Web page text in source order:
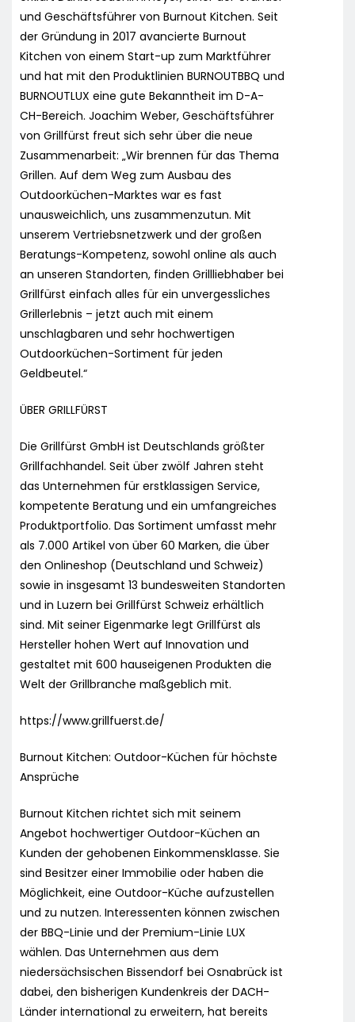
und Geschäftsführer von Burnout Kitchen. Seit
der Gründung in 2017 avancierte Burnout
Kitchen von einem Start-up zum Marktführer
und hat mit den Produktlinien BURNOUTBBQ und
BURNOUTLUX eine gute Bekanntheit im D-A-
CH-Bereich. Joachim Weber, Geschäftsführer
von Grillfürst freut sich sehr über die neue
Zusammenarbeit: „Wir brennen für das Thema
Grillen. Auf dem Weg zum Ausbau des
Outdoorküchen-Marktes war es fast
unausweichlich, uns zusammenzutun. Mit
unserem Vertriebsnetzwerk und der großen
Beratungs-Kompetenz, sowohl online als auch
an unseren Standorten, finden Grillliebhaber bei
Grillfürst einfach alles für ein unvergessliches
Grillerlebnis – jetzt auch mit einem
unschlagbaren und sehr hochwertigen
Outdoorküchen-Sortiment für jeden
Geldbeutel.“
ÜBER GRILLFÜRST
Die Grillfürst GmbH ist Deutschlands größter
Grillfachhandel. Seit über zwölf Jahren steht
das Unternehmen für erstklassigen Service,
kompetente Beratung und ein umfangreiches
Produktportfolio. Das Sortiment umfasst mehr
als 7.000 Artikel von über 60 Marken, die über
den Onlineshop (Deutschland und Schweiz)
sowie in insgesamt 13 bundesweiten Standorten
und in Luzern bei Grillfürst Schweiz erhältlich
sind. Mit seiner Eigenmarke legt Grillfürst als
Hersteller hohen Wert auf Innovation und
gestaltet mit 600 hauseigenen Produkten die
Welt der Grillbranche maßgeblich mit.
https://www.grillfuerst.de/
Burnout Kitchen: Outdoor-Küchen für höchste
Ansprüche
Burnout Kitchen richtet sich mit seinem
Angebot hochwertiger Outdoor-Küchen an
Kunden der gehobenen Einkommensklasse. Sie
sind Besitzer einer Immobilie oder haben die
Möglichkeit, eine Outdoor-Küche aufzustellen
und zu nutzen. Interessenten können zwischen
der BBQ-Linie und der Premium-Linie LUX
wählen. Das Unternehmen aus dem
niedersächsischen Bissendorf bei Osnabrück ist
dabei, den bisherigen Kundenkreis der DACH-
Länder international zu erweitern, hat bereits